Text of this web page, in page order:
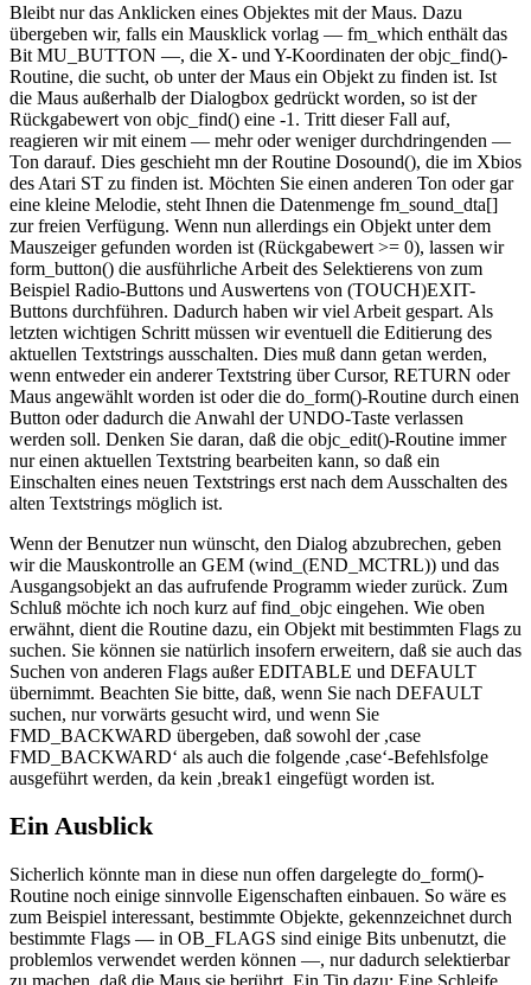
Bleibt nur das Anklicken eines Objektes mit der Maus. Dazu
übergeben wir, falls ein Mausklick vorlag — fm_which enthält das
Bit MU_BUTTON —, die X- und Y-Koordinaten der objc_find()-
Routine, die sucht, ob unter der Maus ein Objekt zu finden ist. Ist
die Maus außerhalb der Dialogbox gedrückt worden, so ist der
Rückgabewert von objc_find() eine -1. Tritt dieser Fall auf,
reagieren wir mit einem — mehr oder weniger durchdringenden —
Ton darauf. Dies geschieht mn der Routine Dosound(), die im Xbios
des Atari ST zu finden ist. Möchten Sie einen anderen Ton oder gar
eine kleine Melodie, steht Ihnen die Datenmenge fm_sound_dta[]
zur freien Verfügung. Wenn nun allerdings ein Objekt unter dem
Mauszeiger gefunden worden ist (Rückgabewert >= 0), lassen wir
form_button() die ausführliche Arbeit des Selektierens von zum
Beispiel Radio-Buttons und Auswertens von (TOUCH)EXIT-
Buttons durchführen. Dadurch haben wir viel Arbeit gespart. Als
letzten wichtigen Schritt müssen wir eventuell die Editierung des
aktuellen Textstrings ausschalten. Dies muß dann getan werden,
wenn entweder ein anderer Textstring über Cursor, RETURN oder
Maus angewählt worden ist oder die do_form()-Routine durch einen
Button oder dadurch die Anwahl der UNDO-Taste verlassen
werden soll. Denken Sie daran, daß die objc_edit()-Routine immer
nur einen aktuellen Textstring bearbeiten kann, so daß ein
Einschalten eines neuen Textstrings erst nach dem Ausschalten des
alten Textstrings möglich ist.
Wenn der Benutzer nun wünscht, den Dialog abzubrechen, geben
wir die Mauskontrolle an GEM (wind_(END_MCTRL)) und das
Ausgangsobjekt an das aufrufende Programm wieder zurück. Zum
Schluß möchte ich noch kurz auf find_objc eingehen. Wie oben
erwähnt, dient die Routine dazu, ein Objekt mit bestimmten Flags zu
suchen. Sie können sie natürlich insofern erweitern, daß sie auch das
Suchen von anderen Flags außer EDITABLE und DEFAULT
übernimmt. Beachten Sie bitte, daß, wenn Sie nach DEFAULT
suchen, nur vorwärts gesucht wird, und wenn Sie
FMD_BACKWARD übergeben, daß sowohl der ,case
FMD_BACKWARD‘ als auch die folgende ,case‘-Befehlsfolge
ausgeführt werden, da kein ,break1 eingefügt worden ist.
Ein Ausblick
Sicherlich könnte man in diese nun offen dargelegte do_form()-
Routine noch einige sinnvolle Eigenschaften einbauen. So wäre es
zum Beispiel interessant, bestimmte Objekte, gekennzeichnet durch
bestimmte Flags — in OB_FLAGS sind einige Bits unbenutzt, die
problemlos verwendet werden können —, nur dadurch selektierbar
zu machen, daß die Maus sie berührt. Ein Tip dazu: Eine Schleife,